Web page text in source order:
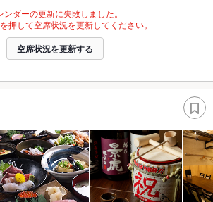
ンダーの更新に失敗しました。
押して空席状況を更新してください。
空席状況を更新する